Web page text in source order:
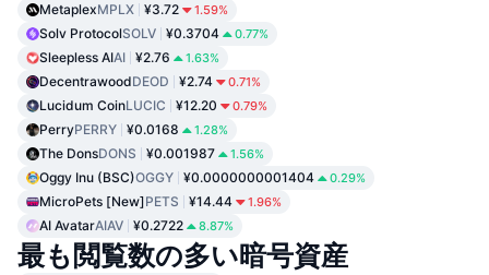
MetaplexMPLX ¥3.72 1.59%
Solv ProtocolSOLV ¥0.3704 0.77%
Sleepless AIAI ¥2.76 1.63%
DecentrawoodDEOD ¥2.74 0.71%
Lucidum CoinLUCIC ¥12.20 0.79%
PerryPERRY ¥0.0168 1.28%
The DonsDONS ¥0.001987 1.56%
Oggy Inu (BSC)OGGY ¥0.0000000001404 0.29%
MicroPets [New]PETS ¥14.44 1.96%
AI AvatarAIAV ¥0.2722 8.87%
最も閲覧数の多い暗号資産